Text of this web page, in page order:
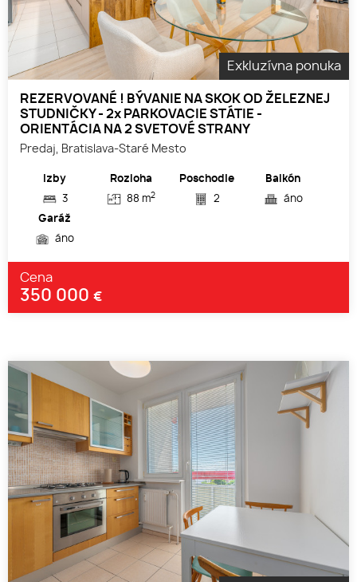
Exkluzívna ponuka
REZERVOVANÉ ! BÝVANIE NA SKOK OD ŽELEZNEJ
STUDNIČKY - 2x PARKOVACIE STÁTIE -
ORIENTÁCIA NA 2 SVETOVÉ STRANY
Predaj, Bratislava-Staré Mesto
Izby
3
Rozloha
88 m2
Poschodie
2
Balkón
áno
Garáž
áno
Cena
350 000 €